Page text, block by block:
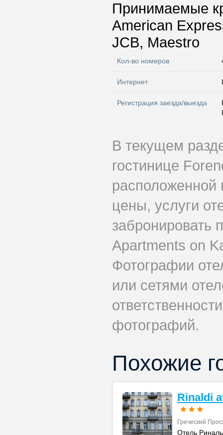
Принимаемые
American
JCB, Maestro
Кол-во номеров
Интернет
Регистрация заезда/выезда
В текущем
гостинице
расположенной
цены, услуги
забронировать
Apartments on
Фотографии
или сетями
фотографий.
Похожие
Rinaldi
Греческий
Отель